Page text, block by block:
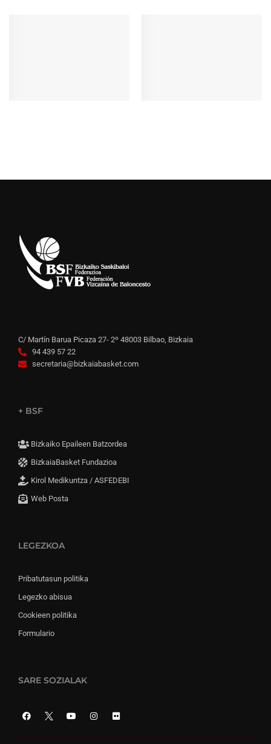
C/ Martín Barua Picaza 27- 2º 48003 Bilbao, Bizkaia
94 439 57 22
secretaria@bizkaiabasket.com
+ BSF
Bizkaiko Epaileen Batzordea
BizkaiaBasket Fundazioa
Kirol Medikuntza / ASFEDEBI
Web Posta
LEGEZKOA
Pribatutasun politika
Legezko abisua
Cookieen politika
Formulario
SARE SOZIALAK